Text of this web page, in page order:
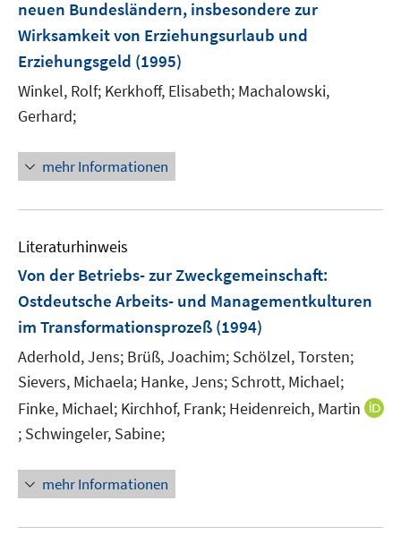
neuen Bundesländern, insbesondere zur
Wirksamkeit von Erziehungsurlaub und
Erziehungsgeld (1995)
Winkel, Rolf; Kerkhoff, Elisabeth; Machalowski,
Gerhard;
mehr Informationen
Literaturhinweis
Von der Betriebs- zur Zweckgemeinschaft:
Ostdeutsche Arbeits- und Managementkulturen
im Transformationsprozeß (1994)
Aderhold, Jens; Brüß, Joachim; Schölzel, Torsten;
Sievers, Michaela; Hanke, Jens; Schrott, Michael;
Finke, Michael; Kirchhof, Frank; Heidenreich, Martin
I
n
e
; Schwingeler, Sabine;
mehr Informationen